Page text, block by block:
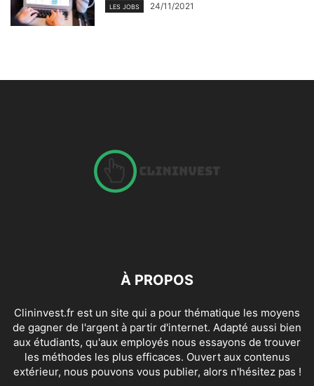
LES JOBS 24/11/2021
À PROPOS
Clininvest.fr est un site qui a pour thématique les moyens
de gagner de l'argent à partir d'internet. Adapté aussi bien
aux étudiants, qu'aux employés nous essayons de trouver
les méthodes les plus efficaces. Ouvert aux contenus
extérieur, nous pouvons vous publier, alors n'hésitez pas !